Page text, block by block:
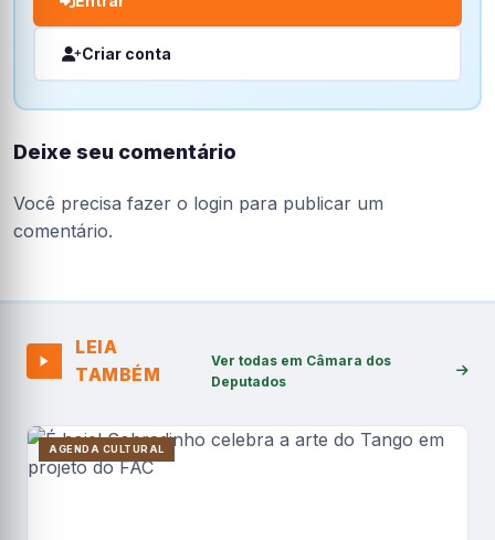
Criar conta
Deixe seu comentário
Você precisa fazer o login para publicar um
comentário.
LEIA
TAMBÉM
Ver todas em Câmara dos
Deputados
AGENDA CULTURAL